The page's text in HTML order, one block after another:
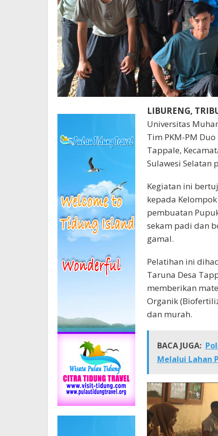
LIBURENG,
Universitas
Tim PKM-PM
Tappale,
Sulawesi Selatan
Kegiatan ini
kepada
pembuatan
sekam padi dan
gamal.
Pelatihan ini
Taruna Desa
memberikan
Organik
dan murah.
BACA JUGA:
Melalui Lahan